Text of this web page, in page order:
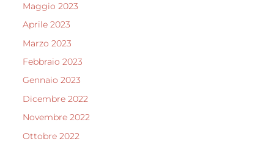
Maggio 2023
Aprile 2023
Marzo 2023
Febbraio 2023
Gennaio 2023
Dicembre 2022
Novembre 2022
Ottobre 2022